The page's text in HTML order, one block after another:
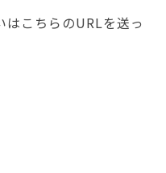
こちらのURLを送っ